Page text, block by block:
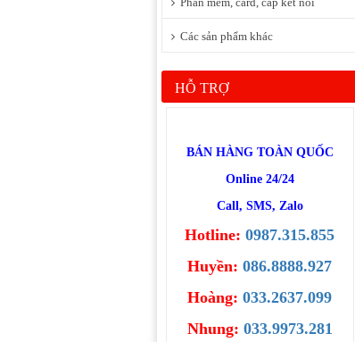
Các sản phẩm khác
HỖ TRỢ
BÁN HÀNG TOÀN QUỐC
Online 24/24
Call, SMS, Zalo
Hotline:0987.315.855
Huyền:086.8888.927
Hoàng:033.2637.099
Nhung: 033.9973.281